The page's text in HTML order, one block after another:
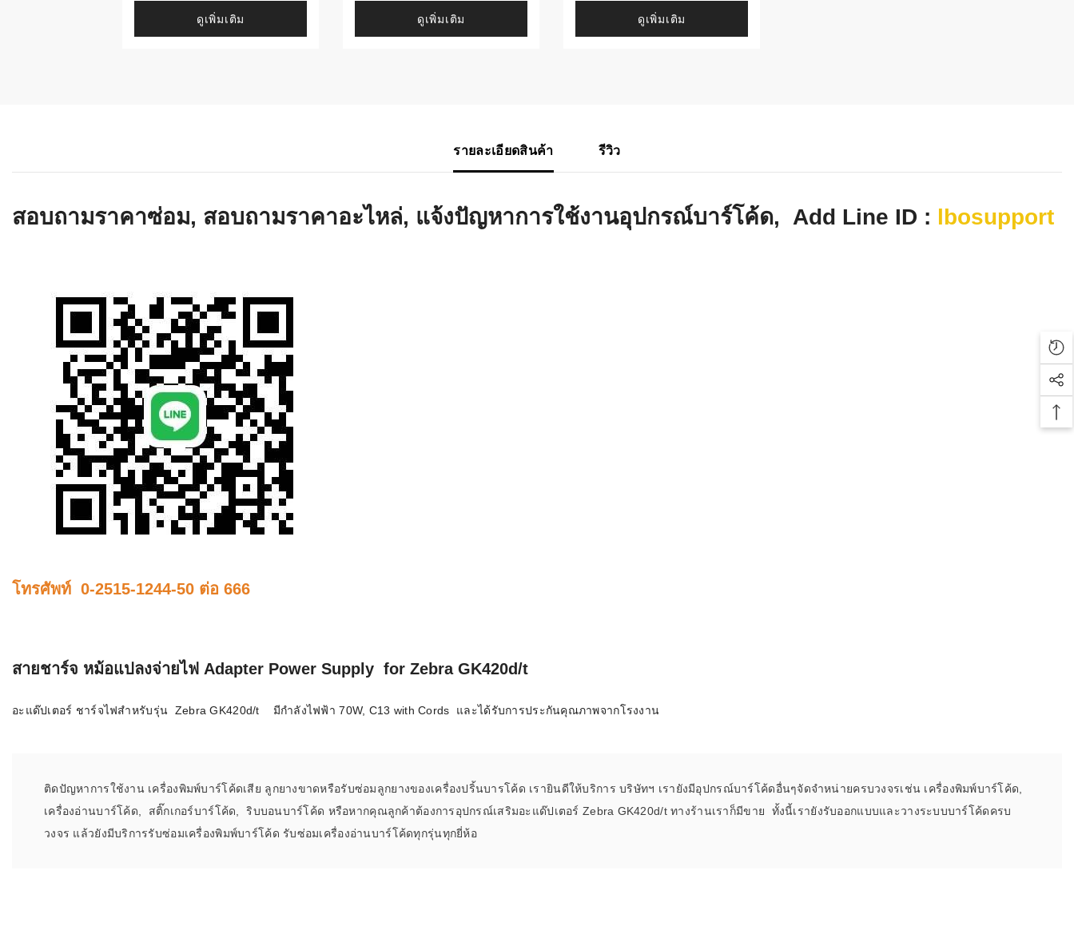
ศึกษา
ระบบบาร์โค้ดในคลัง
ดูเพิ่มเติม ดูเพิ่มเติม ดูเพิ่มเติม
รายละเอียดสินค้า รีวิว
สอบถามราคาซ่อม, สอบถามราคาอะไหล่, แจ้งปัญหาการใช้งานอุปกรณ์บาร์โค้ด, Add Line ID : lbosupport
โทรศัพท์ 0-2515-1244-50 ต่อ 666
สายชาร์จ หม้อแปลงจ่ายไฟ Adapter Power Supply for Zebra GK420d/t
อะแด๊ปเตอร์ ชาร์จไฟสำหรับรุ่น Zebra GK420d/t มีกำลังไฟฟ้า 70W, C13 with Cords และได้รับการประกันคุณภาพจากโรงงาน
ติดปัญหาการใช้งาน เครื่องพิมพ์บาร์โค้ดเสีย ลูกยางขาดหรือรับซ่อมลูกยางของเครื่องปริ้นบารโค้ด เรายินดีให้บริการ บริษัทฯ เรายังมีอุปกรณ์บาร์โค้ดอื่นๆจัดจำหน่ายครบวงจรเช่น เครื่องพิมพ์บาร์โค้ด,
เครื่องอ่านบาร์โค้ด, สติ๊กเกอร์บาร์โค้ด, ริบบอนบาร์โค้ด หรือหากคุณลูกค้าต้องการอุปกรณ์เสริมอะแด๊ปเตอร์ Zebra GK420d/t ทางร้านเราก็มีขาย ทั้งนี้เรายังรับออกแบบและวางระบบบาร์โค้ดครบ
วงจร แล้วยังมีบริการรับซ่อมเครื่องพิมพ์บาร์โค้ด รับซ่อมเครื่องอ่านบาร์โค้ดทุกรุ่นทุกยี่ห้อ